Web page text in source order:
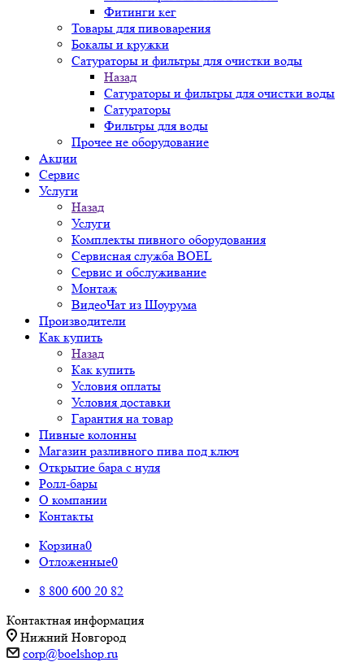
Фитинги кег
Товары для пивоварения
Бокалы и кружки
Сатураторы и фильтры для очистки воды
Назад
Сатураторы и фильтры для очистки воды
Сатураторы
Фильтры для воды
Прочее не оборудование
Акции
Сервис
Услуги
Назад
Услуги
Комплекты пивного оборудования
Сервисная служба BOEL
Сервис и обслуживание
Монтаж
ВидеоЧат из Шоурума
Производители
Как купить
Назад
Как купить
Условия оплаты
Условия доставки
Гарантия на товар
Пивные колонны
Магазин разливного пива под ключ
Открытие бара с нуля
Ролл-бары
О компании
Контакты
Корзина0
Отложенные0
8 800 600 20 82
Контактная информация
Нижний Новгород
corp@boelshop.ru